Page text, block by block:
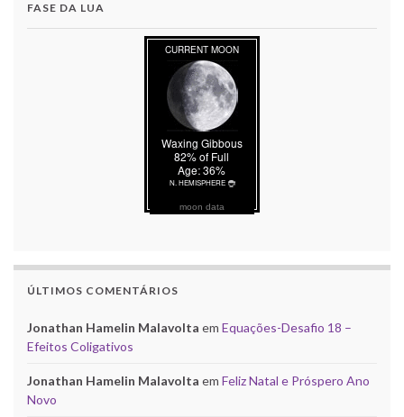
FASE DA LUA
moon data
ÚLTIMOS COMENTÁRIOS
Jonathan Hamelin Malavolta em Equações-Desafio 18 –
Efeitos Coligativos
Jonathan Hamelin Malavolta em Feliz Natal e Próspero Ano
Novo